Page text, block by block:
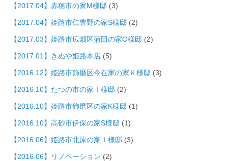
【2017.04】赤穂市の家M様邸 (3)
【2017.04】姫路市仁豊野の家S様邸 (2)
【2017.03】姫路市広畑区蒲田の家O様邸 (2)
【2017.01】きぬや姫路本店 (5)
【2016.12】姫路市飾磨区今在家の家Ｋ様邸 (3)
【2016.10】たつの市の家Ｉ様邸 (2)
【2016.10】姫路市飾磨区の家K様邸 (1)
【2016.10】高砂市伊保の家S様邸 (1)
【2016.06】姫路市北原の家Ｉ様邸 (3)
【2016.06】リノベーション (2)